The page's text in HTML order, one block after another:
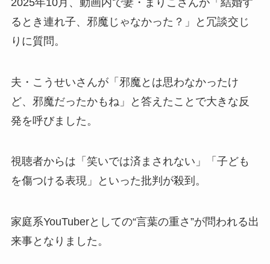
るとき連れ子、邪魔じゃなかった？」と冗談交じ
りに質問。
夫・こうせいさんが「邪魔とは思わなかったけ
ど、邪魔だったかもね」と答えたことで大きな反
発を呼びました。
視聴者からは「笑いでは済まされない」「子ども
を傷つける表現」といった批判が殺到。
家庭系YouTuberとしての“言葉の重さ”が問われる出
来事となりました。